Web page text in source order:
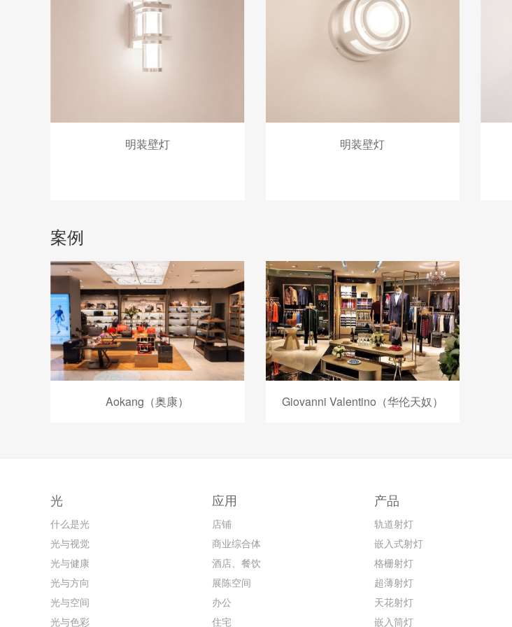
明装壁灯 明装壁灯
案例
Aokang（奥康） Giovanni Valentino（华伦天奴）
光
什么是光
光与视觉
光与健康
光与方向
光与空间
光与色彩
应用
店铺
商业综合体
酒店、餐饮
展陈空间
办公
住宅
产品
轨道射灯
嵌入式射灯
格栅射灯
超薄射灯
天花射灯
嵌入筒灯